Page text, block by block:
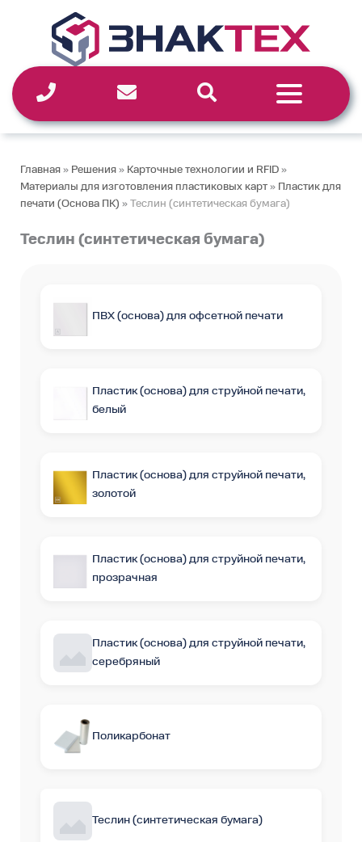
содержимому
Главная » Решения » Карточные технологии и RFID »
Материалы для изготовления пластиковых карт » Пластик для
печати (Основа ПК) » Теслин (синтетическая бумага)
Теслин (синтетическая бумага)
ПВХ (основа) для офсетной печати
Пластик (основа) для струйной печати,
белый
Пластик (основа) для струйной печати,
золотой
Пластик (основа) для струйной печати,
прозрачная
Пластик (основа) для струйной печати,
серебряный
Поликарбонат
Теслин (синтетическая бумага)